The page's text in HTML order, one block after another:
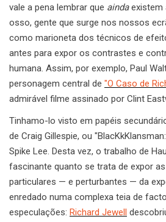
vale a pena lembrar que aindaexistem
osso, gente que surge nos nossos
como marioneta dos técnicos de
antes para expor os contrastes e
humana. Assim, por exemplo, Paul
personagem central de "O Caso de
admirável filme assinado por Clint
Tinhamo-lo visto em papéis
de Craig Gillespie, ou
Spike Lee. Desta vez, o trabalho de
fascinante quanto se trata de expor
particulares — e perturbantes — da
enredado numa complexa teia de
especulações: Richard Jewell